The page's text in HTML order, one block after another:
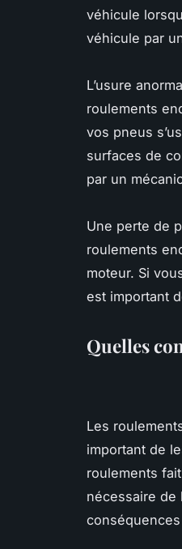
véhicule
véhicule par
L’usure
roulements
vos pneus
surfaces de
par un
Une perte de
roulements
moteur. Si
est important
Quelles
Les
important de
roulements
nécessaire de